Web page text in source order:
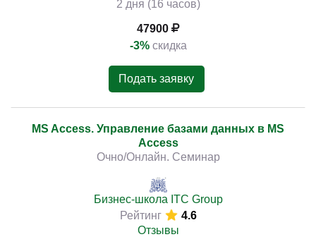
2 дня (16 часов)
47900
-3% скидка
Подать заявку
MS Access. Управление базами данных в MS
Access
Очно/Онлайн. Семинар
Бизнес-школа ITC Group
Рейтинг
4.6
Отзывы